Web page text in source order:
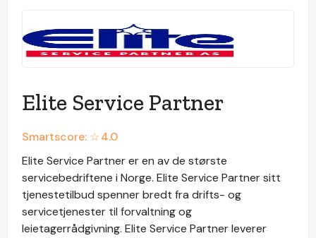
Elite Service Partner
Smartscore: ☆4.0
Elite Service Partner er en av de største
servicebedriftene i Norge. Elite Service Partner sitt
tjenestetilbud spenner bredt fra drifts- og
servicetjenester til forvaltning og
leietagerrådgivning. Elite Service Partner leverer